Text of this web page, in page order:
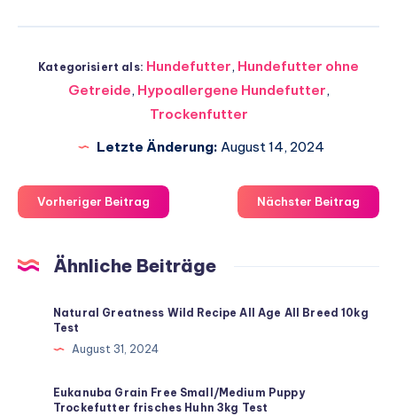
Kategorisiert als: Hundefutter, Hundefutter ohne
Getreide, Hypoallergene Hundefutter,
Trockenfutter
Letzte Änderung: August 14, 2024
Vorheriger Beitrag Nächster Beitrag
Ähnliche Beiträge
Natural Greatness Wild Recipe All Age All Breed 10kg
Test
August 31, 2024
Eukanuba Grain Free Small/Medium Puppy
Trockefutter frisches Huhn 3kg Test